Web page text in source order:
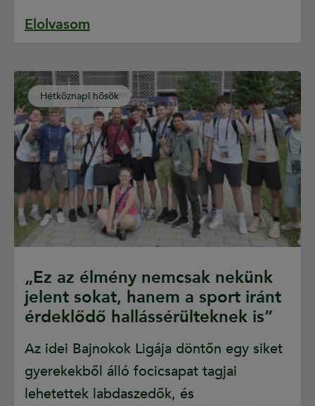
Elolvasom
Hétköznapi hősök
„Ez az élmény nemcsak nekünk
jelent sokat, hanem a sport iránt
érdeklődő hallássérülteknek is”
Az idei Bajnokok Ligája döntőn egy siket
gyerekekből álló focicsapat tagjai
lehetettek labdaszedők, és